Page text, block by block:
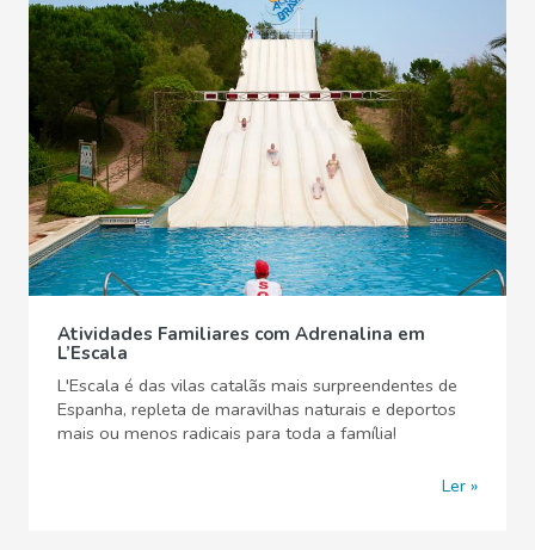
Atividades Familiares com Adrenalina em
L’Escala
L'Escala é das vilas catalãs mais surpreendentes de
Espanha, repleta de maravilhas naturais e deportos
mais ou menos radicais para toda a família!
Ler